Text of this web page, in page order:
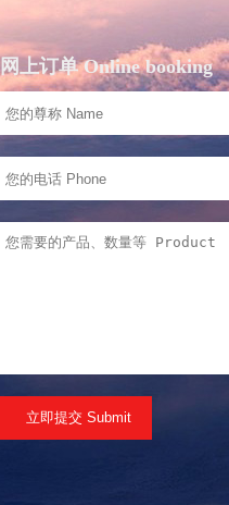
网上订单 Online booking